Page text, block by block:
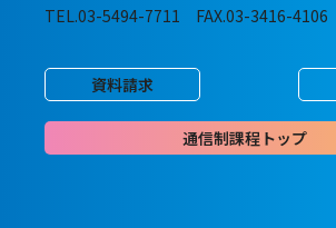
TEL.03-5494-7711 FAX.03-3416-4106
資料請求
通信制課程トップ